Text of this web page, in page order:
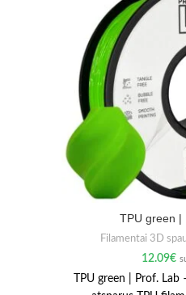
TPU green |
Filamentai 3D
12.09€
TPU green | Prof.